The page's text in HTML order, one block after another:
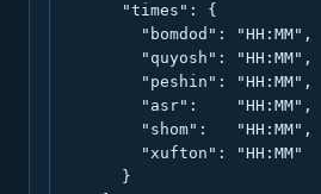
      "times": {
        "bomdod": "HH:MM",
        "quyosh": "HH:MM",
        "peshin": "HH:MM",
        "asr":    "HH:MM",
        "shom":   "HH:MM",
        "xufton": "HH:MM"
      }